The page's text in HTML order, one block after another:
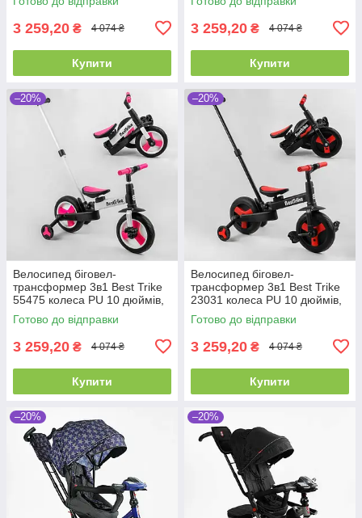
педалі
3 259,20 ₴ 4 074 ₴
Купити
педалі
3 259,20 ₴ 4 074 ₴
Купити
–20%
Велосипед біговел-
трансформер 3в1 Best Trike
55475 колеса PU 10 дюймів,
з батьківською ручкою, знімні
педалі
Готово до відправки
3 259,20 ₴ 4 074 ₴
Купити
–20%
Велосипед біговел-
трансформер 3в1 Best Trike
23031 колеса PU 10 дюймів,
з батьківською ручкою, знімні
педалі
Готово до відправки
3 259,20 ₴ 4 074 ₴
Купити
–20% –20%